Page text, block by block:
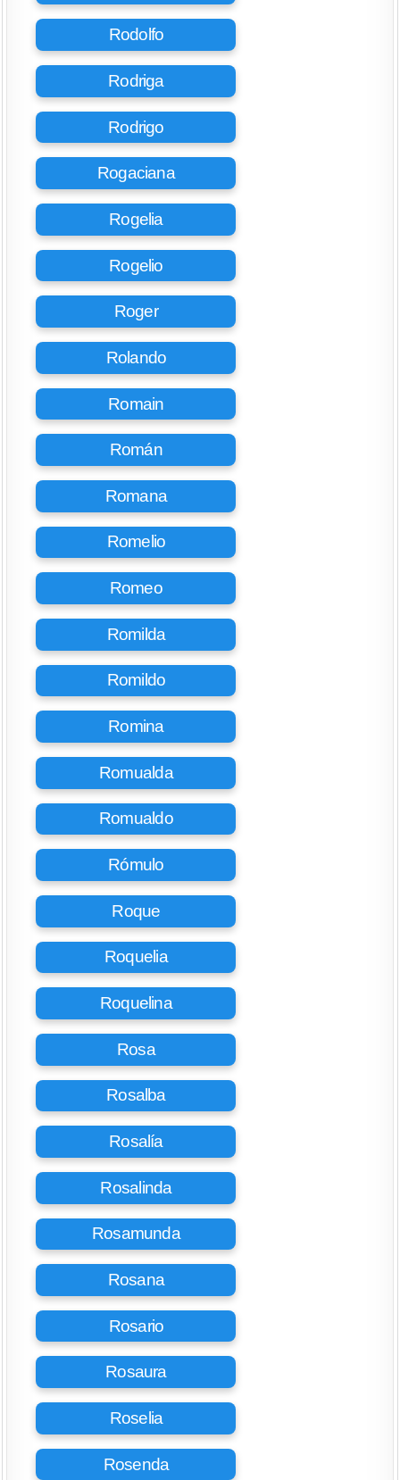
Rodolfo
Rodriga
Rodrigo
Rogaciana
Rogelia
Rogelio
Roger
Rolando
Romain
Román
Romana
Romelio
Romeo
Romilda
Romildo
Romina
Romualda
Romualdo
Rómulo
Roque
Roquelia
Roquelina
Rosa
Rosalba
Rosalía
Rosalinda
Rosamunda
Rosana
Rosario
Rosaura
Roselia
Rosenda